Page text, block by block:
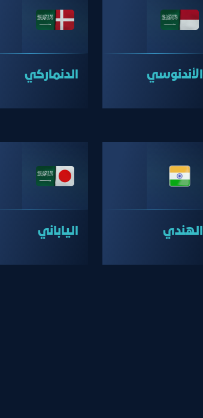
الأندنوسي الدنماركي
الهندي الياباني